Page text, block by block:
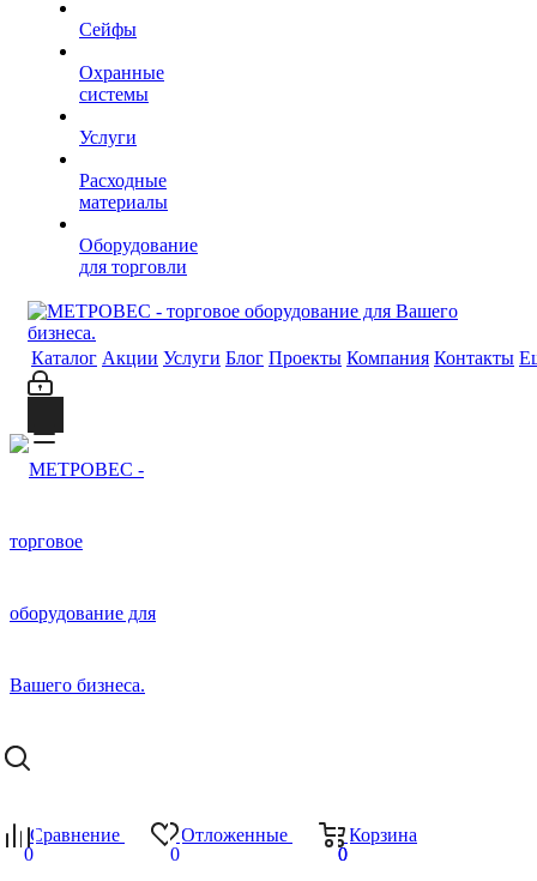
Сейфы
Охранные
системы
Услуги
Расходные
материалы
Оборудование
для торговли
Каталог Акции Услуги Блог Проекты Компания Контакты
Сравнение
0
Отложенные
0
Корзина
0
0